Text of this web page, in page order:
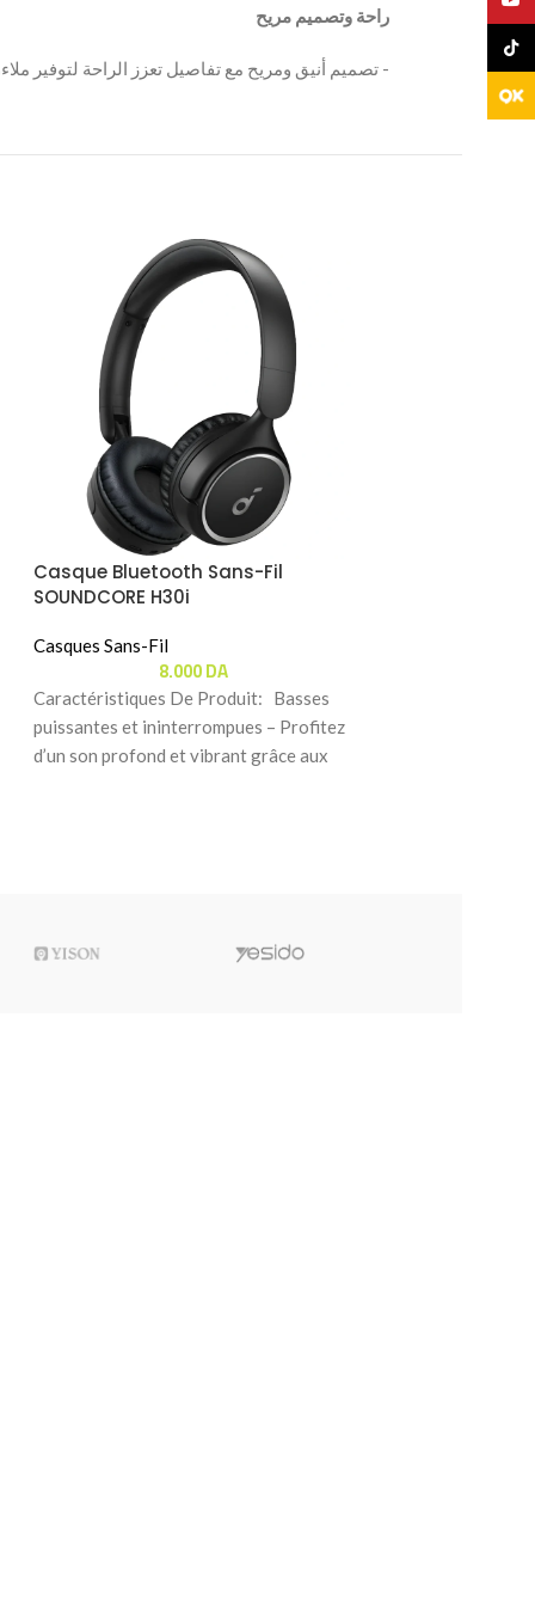
‫- تصميم أنيق ومريح مع تفاصيل تعزز الراحة لتوفير
Casque Bluetooth Sans-Fil
SOUNDCORE H30i
Casques Sans-Fil
8.000DA
Caractéristiques De Produit: Basses
puissantes et ininterrompues – Profitez
d’un son profond et vibrant grâce aux